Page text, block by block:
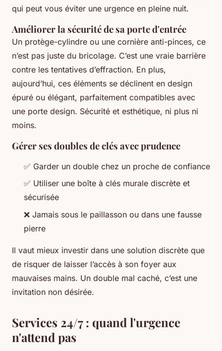
qui peut vous éviter une urgence en pleine nuit.
Améliorer la sécurité de sa porte d'entrée
Un protège-cylindre ou une cornière anti-pinces, ce
n’est pas juste du bricolage. C’est une vraie barrière
contre les tentatives d’effraction. En plus,
aujourd’hui, ces éléments se déclinent en design
épuré ou élégant, parfaitement compatibles avec
une porte design. Sécurité et esthétique, ni plus ni
moins.
Gérer ses doubles de clés avec prudence
✅ Garder un double chez un proche de confiance
✅ Utiliser une boîte à clés murale discrète et
sécurisée
❌ Jamais sous le paillasson ou dans une fausse
pierre
Il vaut mieux investir dans une solution discrète que
de risquer de laisser l’accès à son foyer aux
mauvaises mains. Un double mal caché, c’est une
invitation non désirée.
Services 24/7 : quand l'urgence
n'attend pas